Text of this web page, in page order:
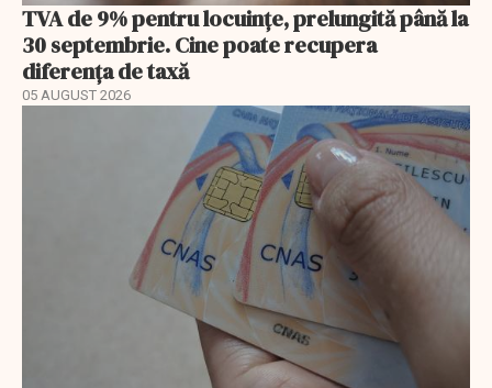
TVA de 9% pentru locuințe, prelungită până la
30 septembrie. Cine poate recupera
diferența de taxă
05 AUGUST 2026